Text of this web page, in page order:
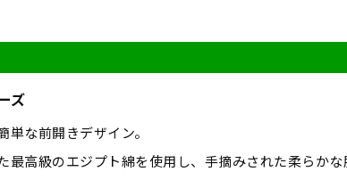
ズ
単な前開きデザイン。
最高級のエジプト綿を使用し、手摘みされた柔らか